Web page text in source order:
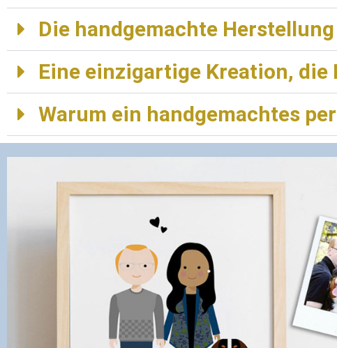
Die handgemachte
Eine einzigartige Kreation,
Warum ein handgemachtes